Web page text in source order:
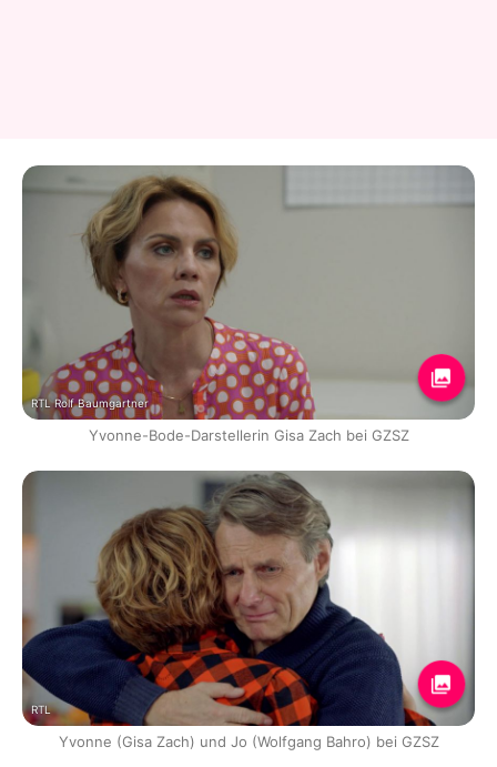
RTL Rolf Baumgartner
Yvonne-Bode-Darstellerin Gisa Zach bei GZSZ
RTL
Yvonne (Gisa Zach) und Jo (Wolfgang Bahro) bei GZSZ